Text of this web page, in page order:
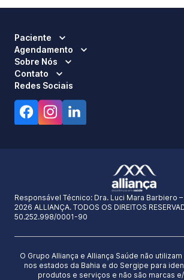
Paciente
Agendamento
Sobre Nós
Contato
Redes Sociais
Responsável Técnico: Dra. Luci Mara Barbiero
2026 ALLIANÇA. TODOS OS DIREITOS
50.252.998/0001-90
O Grupo Alliança e Alliança Saúde não utilizam
nos estados da Bahia e do Sergipe para
produtos e serviços e não são marcas